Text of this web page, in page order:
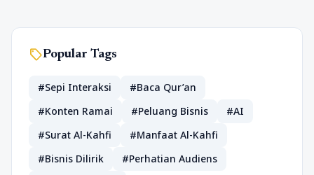
sellPopular Tags
#Sepi Interaksi
#Baca Qur’an
#Konten Ramai
#Peluang Bisnis
#AI
#Surat Al-Kahfi
#Manfaat Al-Kahfi
#Bisnis Dilirik
#Perhatian Audiens